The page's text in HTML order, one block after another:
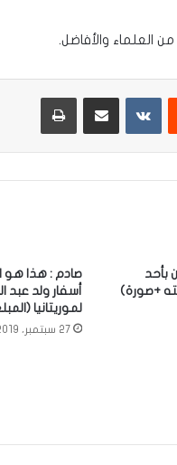
العلماء والأفاضل.
مشاركة عبر البريد طباعة
بأحد
+صورة)
صادم : هذا هو
أسفار ولد عبد
لموريتانيا
27 سبتمبر، 2019